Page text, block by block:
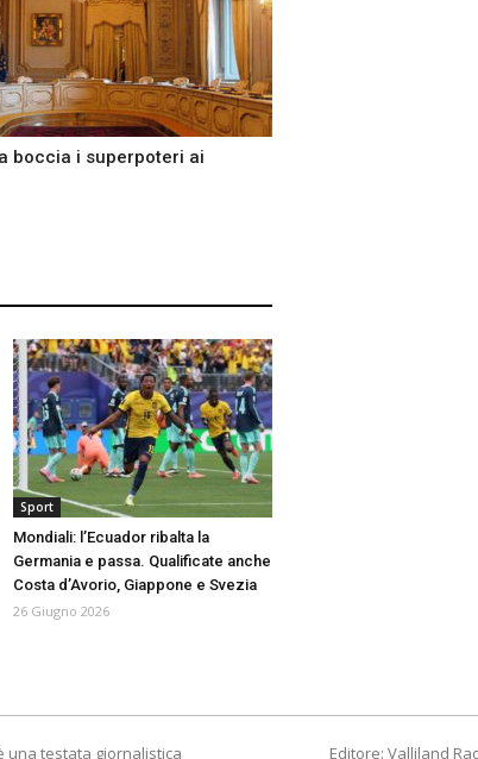
boccia i superpoteri ai
Sport
Mondiali: l’Ecuador ribalta la
Germania e passa. Qualificate anche
Costa d’Avorio, Giappone e Svezia
26 Giugno 2026
una testata giornalistica Editore: Valliland